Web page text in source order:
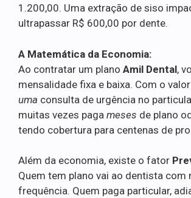
1.200,00. Uma extração de siso
ultrapassar R$ 600,00 por dente.
A Matemática da Economia:
Ao contratar um plano Amil Dental,
mensalidade fixa e baixa. Com o
uma consulta de urgência no
muitas vezes paga meses de plano
tendo cobertura para centenas de
Além da economia, existe o fator
Quem tem plano vai ao dentista com
frequência. Quem paga particular,